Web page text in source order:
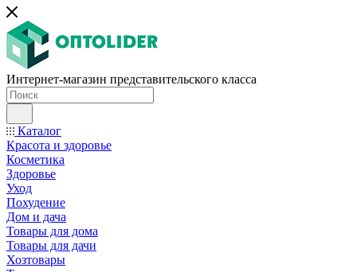
Интернет-магазин представительского класса
Каталог
Красота и здоровье
Косметика
Здоровье
Уход
Похудение
Дом и дача
Товары для дома
Товары для дачи
Хозтовары